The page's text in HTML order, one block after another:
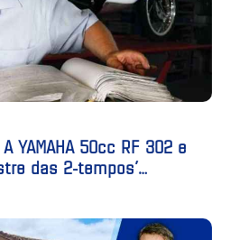
A YAMAHA 50cc RF 302 e
das 2-tempos’…